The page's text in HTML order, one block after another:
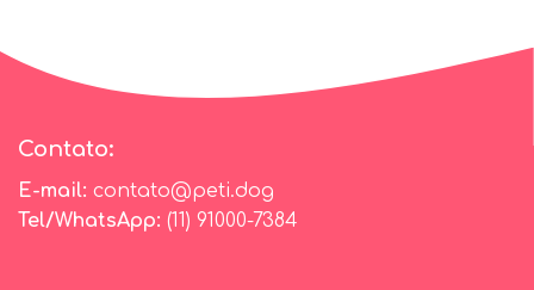
Contato:
E-mail: contato@peti.dog
Tel/WhatsApp: (11) 91000-7384